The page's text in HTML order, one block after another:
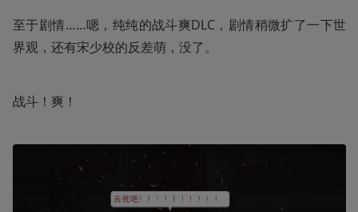
至于剧情……嗯，纯纯的战斗爽DLC，剧情稍微扩了一下世
界观，还有宋少校的反差萌，没了。
战斗！爽！